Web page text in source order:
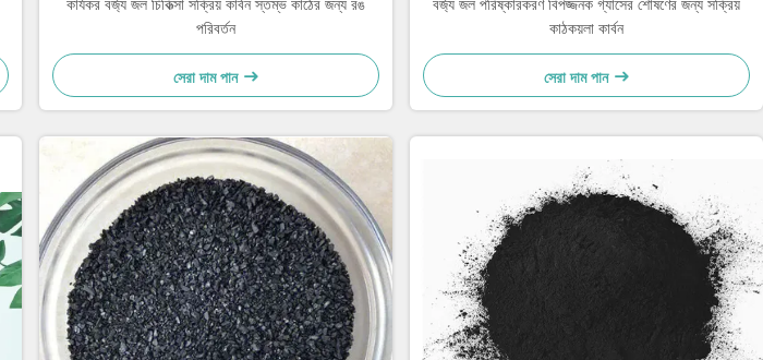
কার্যকর বর্জ্য জল চিকিত্সা সক্রিয় কার্বন স্তম্ভ কাঠের জন্য রঙ
পরিবর্তন
সেরা দাম পান
বর্জ্য জল পরিষ্কারকরণ বিপজ্জনক গ্যাসের শোষণের জন্য সক্রিয়
কাঠকয়লা কার্বন
সেরা দাম পান